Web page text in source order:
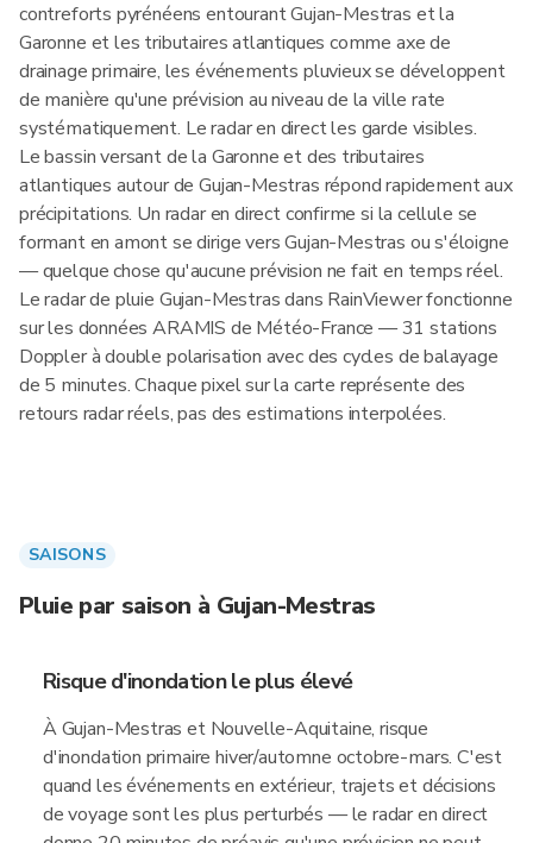
contreforts pyrénéens entourant Gujan-Mestras et la
Garonne et les tributaires atlantiques comme axe de
drainage primaire, les événements pluvieux se développent
de manière qu'une prévision au niveau de la ville rate
systématiquement. Le radar en direct les garde visibles.
Le bassin versant de la Garonne et des tributaires
atlantiques autour de Gujan-Mestras répond rapidement aux
précipitations. Un radar en direct confirme si la cellule se
formant en amont se dirige vers Gujan-Mestras ou s'éloigne
— quelque chose qu'aucune prévision ne fait en temps réel.
Le radar de pluie Gujan-Mestras dans RainViewer fonctionne
sur les données ARAMIS de Météo-France — 31 stations
Doppler à double polarisation avec des cycles de balayage
de 5 minutes. Chaque pixel sur la carte représente des
retours radar réels, pas des estimations interpolées.
SAISONS
Pluie par saison à Gujan-Mestras
Risque d'inondation le plus élevé
À Gujan-Mestras et Nouvelle-Aquitaine, risque
d'inondation primaire hiver/automne octobre-mars. C'est
quand les événements en extérieur, trajets et décisions
de voyage sont les plus perturbés — le radar en direct